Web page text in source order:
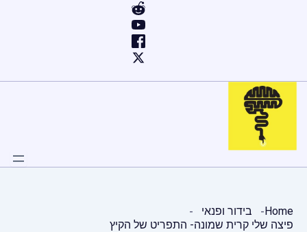
Home
בידור ופנאי
פיצה שלי קרית שמונה- התפריט של הקיץ